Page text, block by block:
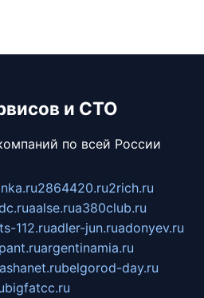
и СТО
по всей России
2864420.ru2rich.ru
aalse.rua380club.ru
112.ruadler-jun.ruadonyev.ru
argentinamia.ru
ashanet.rubelgorod-day.ru
bigfatcc.ru